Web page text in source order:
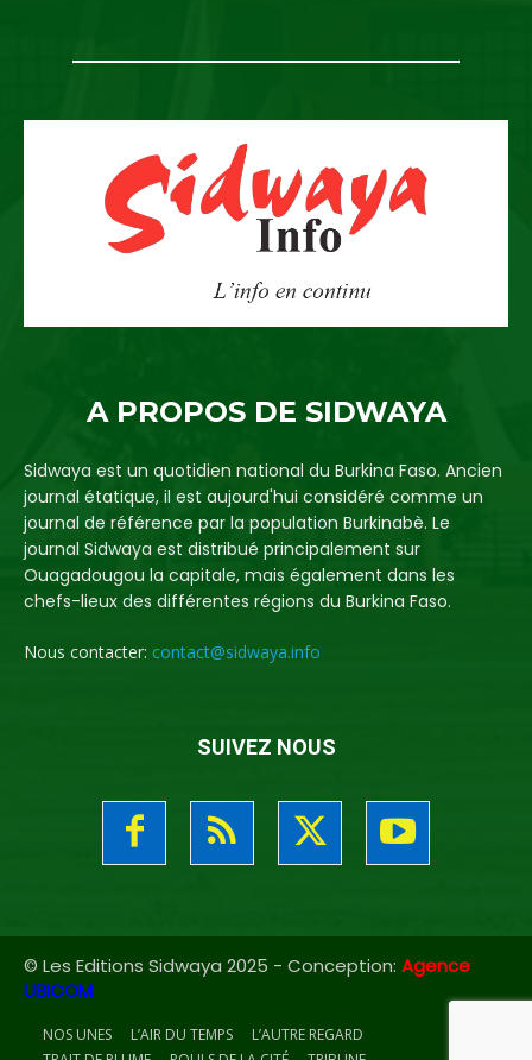
A PROPOS DE SIDWAYA
Sidwaya est un quotidien national du Burkina Faso. Ancien
journal étatique, il est aujourd'hui considéré comme un
journal de référence par la population Burkinabè. Le
journal Sidwaya est distribué principalement sur
Ouagadougou la capitale, mais également dans les
chefs-lieux des différentes régions du Burkina Faso.
Nous contacter: contact@sidwaya.info
SUIVEZ NOUS
© Les Editions Sidwaya 2025 - Conception: Agence
UBICOM
NOS UNES L’AIR DU TEMPS
L’AUTRE REGARD